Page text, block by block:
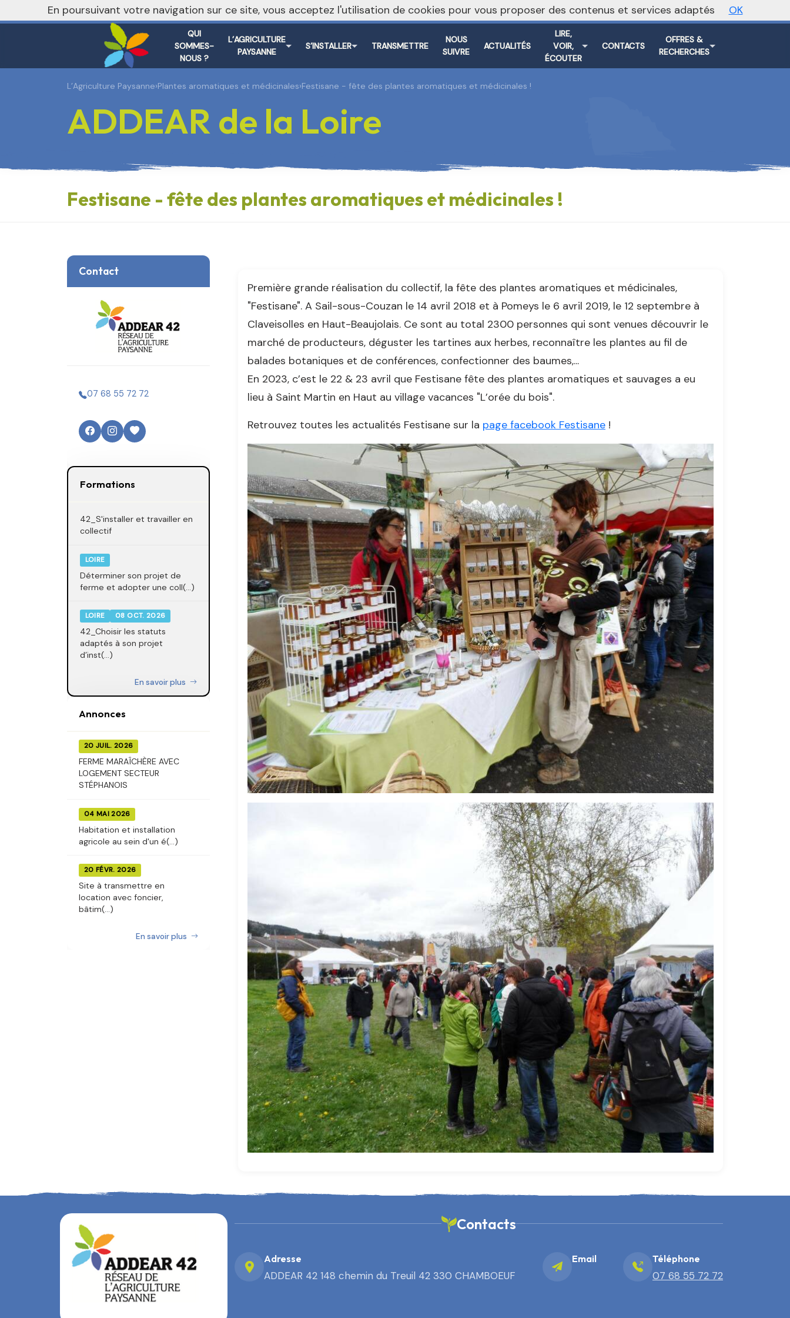
Vers le site national
QUI
SOMMES-
NOUS ?
L’AGRICULTURE
PAYSANNE
S’INSTALLER TRANSMETTRE
NOUS
SUIVRE
ACTUALITÉS
LIRE,
VOIR,
ÉCOUTER
CONTACTS
OFFRES &
RECHERCHES
L’Agriculture Paysanne›Plantes aromatiques et médicinales›Festisane - fête des plantes aromatiques et médicinales !
ADDEAR de la Loire
Festisane - fête des plantes aromatiques et médicinales !
Contact
07 68 55 72 72
Formations
42_S'installer et travailler en
collectif
LOIRE
Déterminer son projet de
ferme et adopter une coll(...)
LOIRE 08 OCT. 2026
42_Choisir les statuts
adaptés à son projet
d’inst(...)
En savoir plus
Annonces
20 JUIL. 2026
FERME MARAÎCHÈRE AVEC
LOGEMENT SECTEUR
STÉPHANOIS
04 MAI 2026
Habitation et installation
agricole au sein d'un é(...)
20 FÉVR. 2026
Site à transmettre en
location avec foncier,
bâtim(...)
En savoir plus
Première grande réalisation du collectif, la fête des plantes aromatiques et médicinales,
"Festisane". A Sail-sous-Couzan le 14 avril 2018 et à Pomeys le 6 avril 2019, le 12 septembre à
Claveisolles en Haut-Beaujolais. Ce sont au total 2300 personnes qui sont venues découvrir le
marché de producteurs, déguster les tartines aux herbes, reconnaître les plantes au fil de
balades botaniques et de conférences, confectionner des baumes,...
En 2023, c’est le 22 & 23 avril que Festisane fête des plantes aromatiques et sauvages a eu
lieu à Saint Martin en Haut au village vacances "L’orée du bois".
Retrouvez toutes les actualités Festisane sur la page facebook Festisane !
Contacts
Adresse
ADDEAR 42 148 chemin du Treuil 42 330 CHAMBOEUF
Email Téléphone
07 68 55 72 72
En poursuivant votre navigation sur ce site, vous acceptez l'utilisation de cookies pour vous proposer des contenus et services adaptés OK